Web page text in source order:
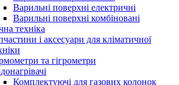
Варильні поверхні електричні
Варильні поверхні комбіновані
техніка
і аксесуари для кліматичної
та гігрометри
Комплектуючі для газових колонок